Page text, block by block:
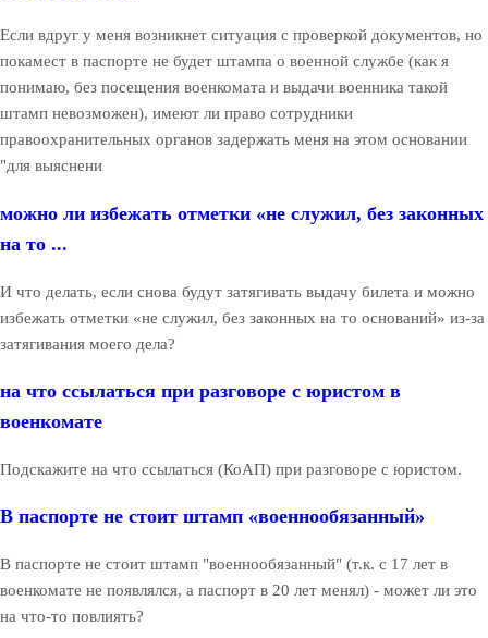
Если вдруг у меня возникнет ситуация с проверкой документов, но
покамест в паспорте не будет штампа о военной службе (как я
понимаю, без посещения военкомата и выдачи военника такой
штамп невозможен), имеют ли право сотрудники
правоохранительных органов задержать меня на этом основании
"для выяснени
можно ли избежать отметки «не служил, без законных
на то ...
И что делать, если снова будут затягивать выдачу билета и можно
избежать отметки «не служил, без законных на то оснований» из-за
затягивания моего дела?
на что ссылаться при разговоре с юристом в
военкомате
Подскажите на что ссылаться (КоАП) при разговоре с юристом.
В паспорте не стоит штамп «военнообязанный»
В паспорте не стоит штамп "военнообязанный" (т.к. с 17 лет в
военкомате не появлялся, а паспорт в 20 лет менял) - может ли это
на что-то повлиять?